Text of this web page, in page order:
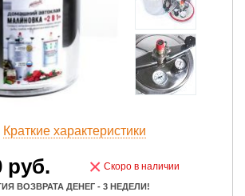
Краткие характеристики
руб. × Скоро в наличии
ВОЗВРАТА ДЕНЕГ - 3 НЕДЕЛИ!